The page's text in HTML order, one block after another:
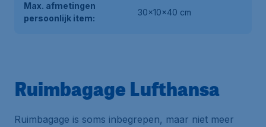
Max. afmetingen
persoonlijk item:
30x10x40 cm
Ruimbagage Lufthansa
Ruimbagage is soms inbegrepen, maar niet meer